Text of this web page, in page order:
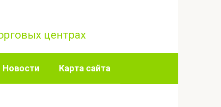
центрах
Новости Карта сайта